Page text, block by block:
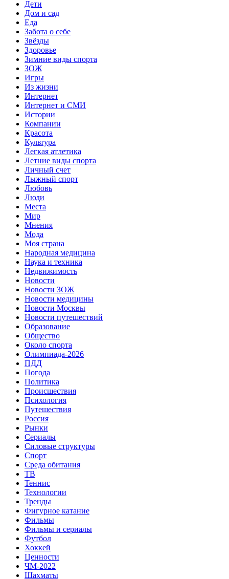
Дети
Дом и сад
Еда
Забота о себе
Звёзды
Здоровье
Зимние виды спорта
ЗОЖ
Игры
Из жизни
Интернет
Интернет и СМИ
Истории
Компании
Красота
Культура
Легкая атлетика
Летние виды спорта
Личный счет
Лыжный спорт
Любовь
Люди
Места
Мир
Мнения
Мода
Моя страна
Народная медицина
Наука и техника
Недвижимость
Новости
Новости ЗОЖ
Новости медицины
Новости Москвы
Новости путешествий
Образование
Общество
Около спорта
Олимпиада-2026
ПДД
Погода
Политика
Происшествия
Психология
Путешествия
Россия
Рынки
Сериалы
Силовые структуры
Спорт
Среда обитания
ТВ
Теннис
Технологии
Тренды
Фигурное катание
Фильмы
Фильмы и сериалы
Футбол
Хоккей
Ценности
ЧМ-2022
Шахматы